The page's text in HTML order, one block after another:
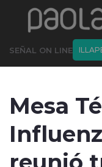
Click acá para ir
SEÑAL ON LINE
Mesa
reunió